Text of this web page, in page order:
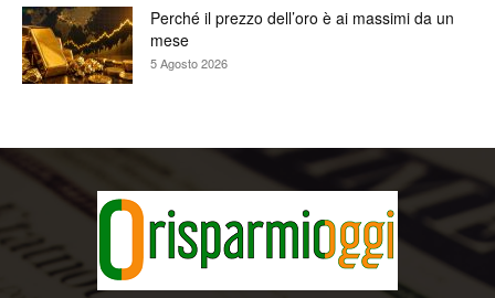
Perché il prezzo dell’oro è ai massimi da un
mese
5 Agosto 2026